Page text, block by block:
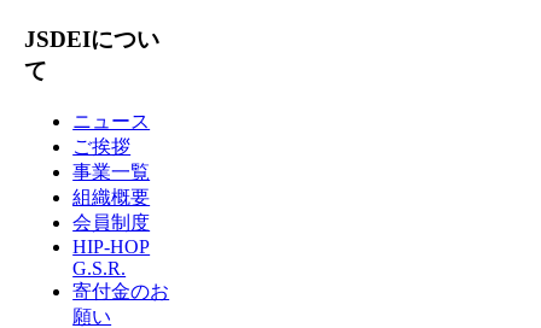
JSDEIについ
て
ニュース
ご挨拶
事業一覧
組織概要
会員制度
HIP-HOP
G.S.R.
寄付金のお
願い